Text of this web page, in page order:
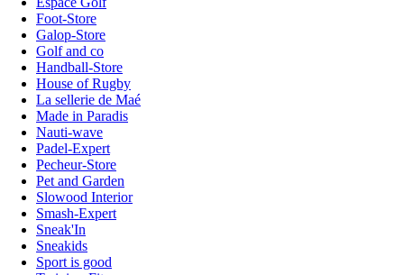
Foot-Store
Galop-Store
Golf and co
Handball-Store
House of Rugby
La sellerie de Maé
Made in Paradis
Nauti-wave
Padel-Expert
Pecheur-Store
Pet and Garden
Slowood Interior
Smash-Expert
Sneak'In
Sneakids
Sport is good